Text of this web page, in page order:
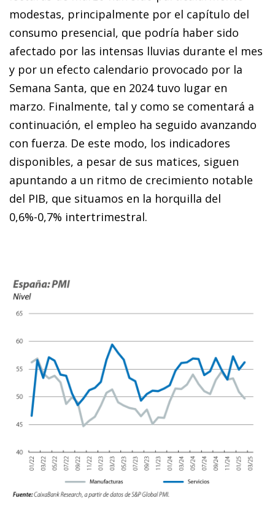
modestas, principalmente por el capítulo del
consumo presencial, que podría haber sido
afectado por las intensas lluvias durante el mes
y por un efecto calendario provocado por la
Semana Santa, que en 2024 tuvo lugar en
marzo. Finalmente, tal y como se comentará a
continuación, el empleo ha seguido avanzando
con fuerza. De este modo, los indicadores
disponibles, a pesar de sus matices, siguen
apuntando a un ritmo de crecimiento notable
del PIB, que situamos en la horquilla del
0,6%-0,7% intertrimestral.